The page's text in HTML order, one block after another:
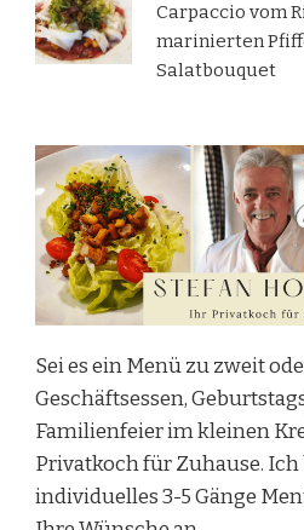
Carpaccio vom
marinierten
Salatbouquet
Sei es ein Menü zu zweit
Geschäftsessen,
Familienfeier im kleinen
Privatkoch für Zuhause.
individuelles 3-5 Gänge